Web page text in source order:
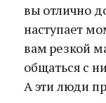
вы отлично
наступает
вам резкой
общаться с
А эти люди